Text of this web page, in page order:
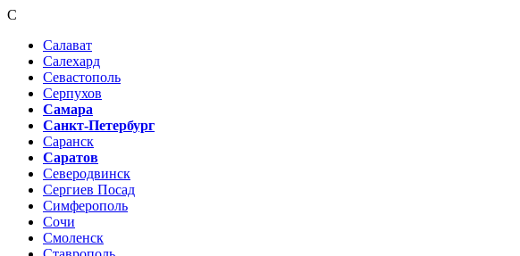
С
Салават
Салехард
Севастополь
Серпухов
Самара
Санкт-Петербург
Саранск
Саратов
Северодвинск
Сергиев Посад
Симферополь
Сочи
Смоленск